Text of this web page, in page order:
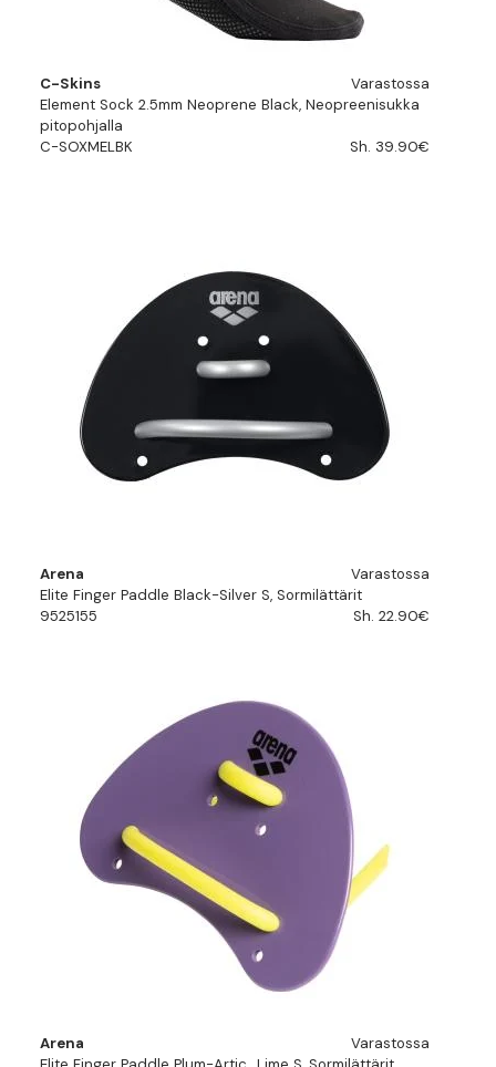
C-Skins
Varastossa
Element Sock 2.5mm Neoprene Black, Neopreenisukka
pitopohjalla
C-SOXMELBK
Sh. 39.90€
Arena
Varastossa
Elite Finger Paddle Black-Silver S, Sormilättärit
9525155
Sh. 22.90€
Arena
Varastossa